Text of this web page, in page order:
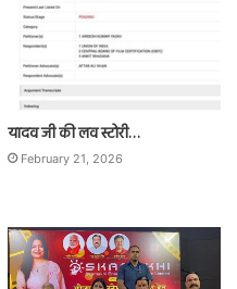
यादव जी की लव स्टोरी…
February 21, 2026